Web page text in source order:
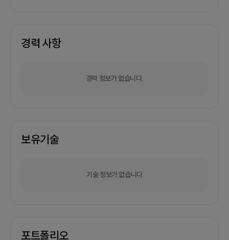
경력 사항
경력 정보가 없습니다.
보유기술
기술 정보가 없습니다
포트폴리오